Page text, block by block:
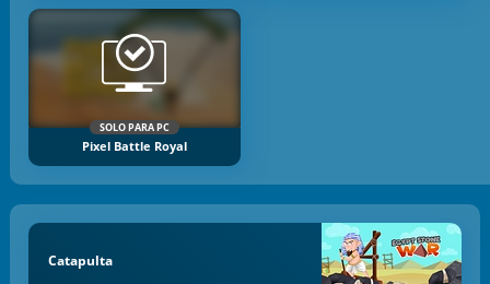
SOLO PARA PC
Pixel Battle Royal
Catapulta